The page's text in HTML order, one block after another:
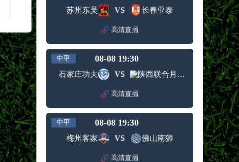
苏州东吴 VS 长春亚泰
高清直播
中甲 08-08 19:30
石家庄功夫 VS 陕西联合月亮泊队
高清直播
中甲 08-08 19:30
梅州客家 VS 佛山南狮
高清直播